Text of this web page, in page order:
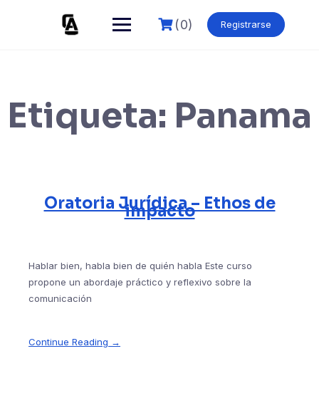
(0) Registrarse
Etiqueta: Panama
Oratoria Jurídica – Ethos de
impacto
Hablar bien, habla bien de quién habla Este curso
propone un abordaje práctico y reflexivo sobre la
comunicación
Continue Reading →